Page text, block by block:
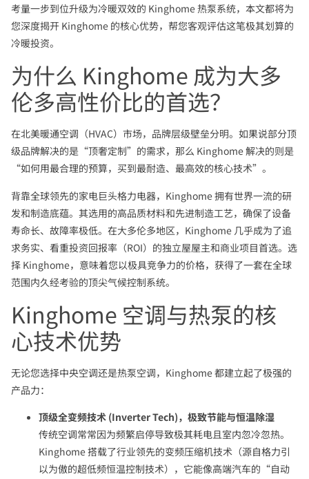
考量一步到位升级为冷暖双效的 Kinghome 热泵系统，本文都将为
您深度揭开 Kinghome 的核心优势，帮您客观评估这笔极其划算的
冷暖投资。
为什么 Kinghome 成为大多
伦多高性价比的首选？
在北美暖通空调（HVAC）市场，品牌层级壁垒分明。如果说部分顶
级品牌解决的是“顶奢定制”的需求，那么 Kinghome 解决的则是
“如何用最合理的预算，买到最耐造、最高效的核心技术”。
背靠全球领先的家电巨头格力电器，Kinghome 拥有世界一流的研
发和制造底蕴。其选用的高品质材料和先进制造工艺，确保了设备
寿命长、故障率极低。在大多伦多地区，Kinghome 几乎成为了追
求务实、看重投资回报率（ROI）的独立屋屋主和商业项目首选。选
择 Kinghome，意味着您以极具竞争力的价格，获得了一套在全球
范围内久经考验的顶尖气候控制系统。
Kinghome 空调与热泵的核
心技术优势
无论您选择中央空调还是热泵空调，Kinghome 都建立起了极强的
产品力：
顶级全变频技术 (Inverter Tech)，极致节能与恒温除湿
传统空调常常因为频繁启停导致极其耗电且室内忽冷忽热。
Kinghome 搭载了行业领先的变频压缩机技术（源自格力引
以为傲的超低频恒温控制技术），它能像高端汽车的“自动